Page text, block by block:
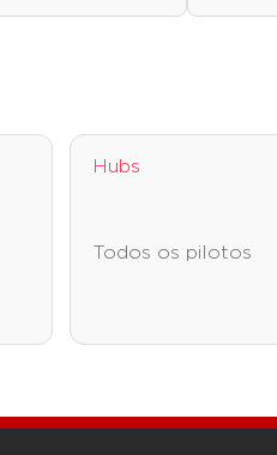
Hubs
Todos os pilotos